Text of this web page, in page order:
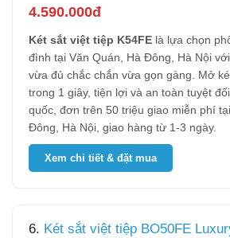
4.590.000đ
Két sắt việt tiệp K54FE là lựa chọn
đình tại Văn Quán, Hà Đông, Hà Nội
vừa đủ chắc chắn vừa gọn gàng. Mở
trong 1 giây, tiện lợi và an toàn tuyệt
quốc, đơn trên 50 triệu giao miễn phí
Đông, Hà Nội, giao hàng từ 1-3 ngày.
Xem chi tiết & đặt mua
6. Két sắt việt tiệp BO50FE